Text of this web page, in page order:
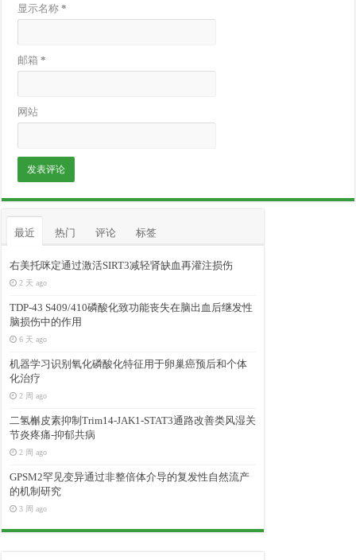
显示名称*
邮箱*
网站
最近 热门 评论 标签
右美托咪定通过激活SIRT3减轻肾缺血再灌注损伤
2 天 ago
TDP-43 S409/410磷酸化致功能丧失在脑出血后继发性
脑损伤中的作用
6 天 ago
机器学习识别氧化磷酸化特征用于卵巢癌预后和个体
化治疗
2 周 ago
二氢槲皮素抑制Trim14-JAK1-STAT3通路改善类风湿关
节炎疼痛-抑郁共病
2 周 ago
GPSM2罕见变异通过非整倍体介导的复发性自然流产
的机制研究
3 周 ago